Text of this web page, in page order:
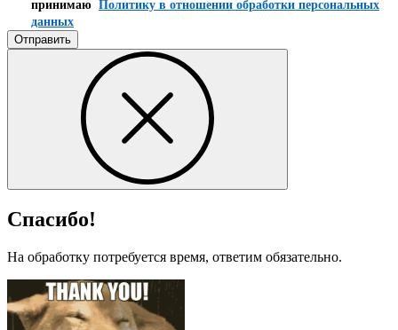
принимаю Политику в отношении обработки персональных
данных
Отправить
Спасибо!
На обработку потребуется время, ответим обязательно.